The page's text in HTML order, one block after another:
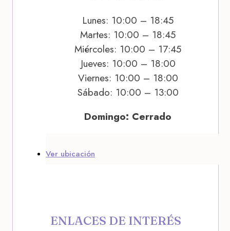
Lunes: 10:00 – 18:45
Martes: 10:00 – 18:45
Miércoles: 10:00 – 17:45
Jueves: 10:00 – 18:00
Viernes: 10:00 – 18:00
Sábado: 10:00 – 13:00
Domingo: Cerrado
Ver ubicación
ENLACES DE INTERÉS